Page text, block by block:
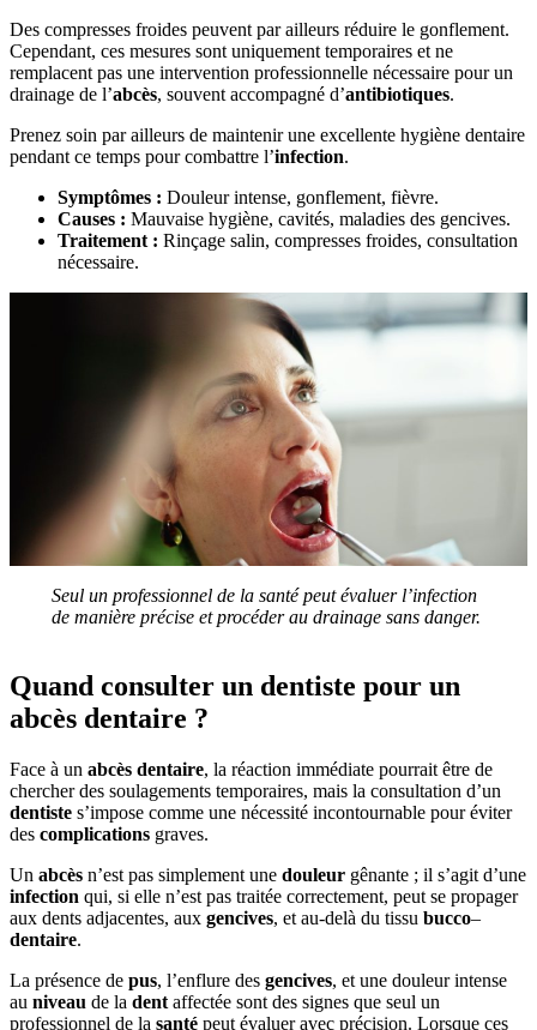
Des compresses froides peuvent par ailleurs réduire le gonflement.
Cependant, ces mesures sont uniquement temporaires et ne
remplacent pas une intervention professionnelle nécessaire pour un
drainage de l’abcès, souvent accompagné d’antibiotiques.
Prenez soin par ailleurs de maintenir une excellente hygiène dentaire
pendant ce temps pour combattre l’infection.
Symptômes : Douleur intense, gonflement, fièvre.
Causes : Mauvaise hygiène, cavités, maladies des gencives.
Traitement : Rinçage salin, compresses froides, consultation
nécessaire.
Seul un professionnel de la santé peut évaluer l’infection
de manière précise et procéder au drainage sans danger.
Quand consulter un dentiste pour un
abcès dentaire ?
Face à un abcès dentaire, la réaction immédiate pourrait être de
chercher des soulagements temporaires, mais la consultation d’un
dentiste s’impose comme une nécessité incontournable pour éviter
des complications graves.
Un abcès n’est pas simplement une douleur gênante ; il s’agit d’une
infection qui, si elle n’est pas traitée correctement, peut se propager
aux dents adjacentes, aux gencives, et au-delà du tissu bucco–
dentaire.
La présence de pus, l’enflure des gencives, et une douleur intense
au niveau de la dent affectée sont des signes que seul un
professionnel de la santé peut évaluer avec précision. Lorsque ces